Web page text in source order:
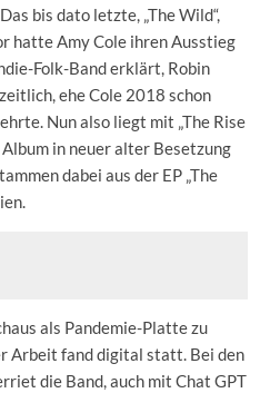
bis dato letzte, „The Wild“,
hatte Amy Cole ihren Ausstieg
Folk-Band erklärt, Robin
ehe Cole 2018 schon
Nun also liegt mit „The Rise
in neuer alter Besetzung
dabei aus der EP „The
als Pandemie-Platte zu
Arbeit fand digital statt. Bei den
die Band, auch mit Chat GPT